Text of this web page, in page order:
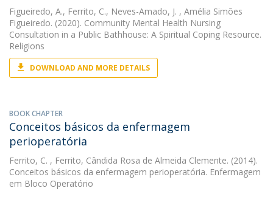
Figueiredo, A., Ferrito, C., Neves-Amado, J. , Amélia Simões
Figueiredo. (2020). Community Mental Health Nursing
Consultation in a Public Bathhouse: A Spiritual Coping Resource.
Religions
DOWNLOAD AND MORE DETAILS
BOOK CHAPTER
Conceitos básicos da enfermagem
perioperatória
Ferrito, C. , Ferrito, Cândida Rosa de Almeida Clemente. (2014).
Conceitos básicos da enfermagem perioperatória. Enfermagem
em Bloco Operatório